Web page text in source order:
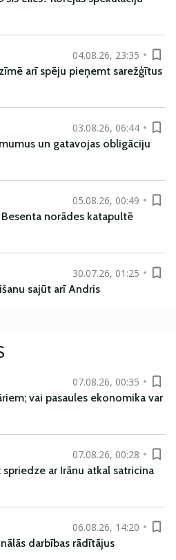
04.08.26, 23:35
arī spēju pieņemt sarežģītus
03.08.26, 06:44
un gatavojas obligāciju
05.08.26, 00:49
norādes katapultē
30.07.26, 01:25
sajūt arī Andris
07.08.26, 00:35
vai pasaules ekonomika var
07.08.26, 00:28
ar Irānu atkal satricina
06.08.26, 14:20
darbības rādītājus